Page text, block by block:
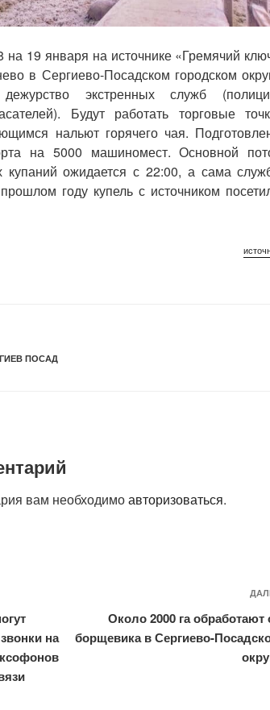
19 января на источнике «Гремячий
в Сергиево-Посадском городском
экстренных служб
Будут работать торговые
нальют горячего чая.
на 5000 машиномест. Основной
купаний ожидается с 22:00, а сама
году купель с источником
ПОСАД
вам необходимоавторизоваться.
на
Около 2000 га обработают
борщевика в Сергиево-